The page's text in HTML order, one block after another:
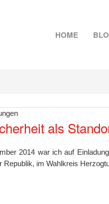
HOME
als
2014 war ich auf
Republik, im Wahlkreis